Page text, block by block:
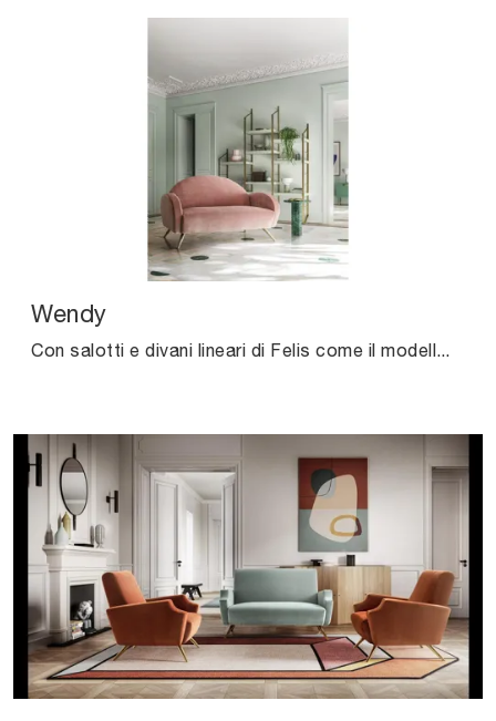
Wendy
Con salotti e divani lineari di Felis come il modello Wendy in tessuto, potrai ultimare il tuo progetto d'arredo.